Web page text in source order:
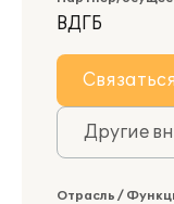
ВДГБ
Связаться
Другие
Отрасль /